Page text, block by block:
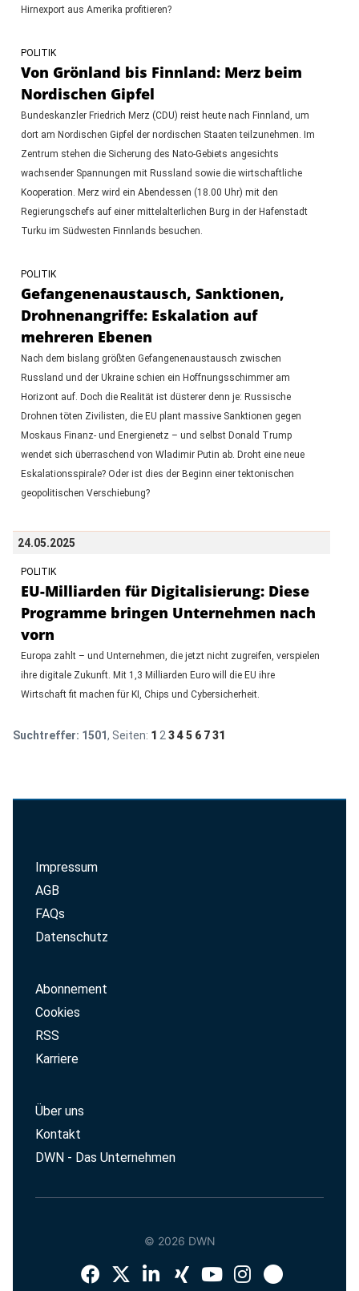
Hirnexport aus Amerika profitieren?
POLITIK
Von Grönland bis Finnland: Merz beim
Nordischen Gipfel
Bundeskanzler Friedrich Merz (CDU) reist heute nach Finnland, um
dort am Nordischen Gipfel der nordischen Staaten teilzunehmen. Im
Zentrum stehen die Sicherung des Nato-Gebiets angesichts
wachsender Spannungen mit Russland sowie die wirtschaftliche
Kooperation. Merz wird ein Abendessen (18.00 Uhr) mit den
Regierungschefs auf einer mittelalterlichen Burg in der Hafenstadt
Turku im Südwesten Finnlands besuchen.
POLITIK
Gefangenenaustausch, Sanktionen,
Drohnenangriffe: Eskalation auf
mehreren Ebenen
Nach dem bislang größten Gefangenenaustausch zwischen
Russland und der Ukraine schien ein Hoffnungsschimmer am
Horizont auf. Doch die Realität ist düsterer denn je: Russische
Drohnen töten Zivilisten, die EU plant massive Sanktionen gegen
Moskaus Finanz- und Energienetz – und selbst Donald Trump
wendet sich überraschend von Wladimir Putin ab. Droht eine neue
Eskalationsspirale? Oder ist dies der Beginn einer tektonischen
geopolitischen Verschiebung?
24.05.2025
POLITIK
EU-Milliarden für Digitalisierung: Diese
Programme bringen Unternehmen nach
vorn
Europa zahlt – und Unternehmen, die jetzt nicht zugreifen, verspielen
ihre digitale Zukunft. Mit 1,3 Milliarden Euro will die EU ihre
Wirtschaft fit machen für KI, Chips und Cybersicherheit.
Suchtreffer: 1501, Seiten: 1 2 3 4 5 6 7 31
Impressum
AGB
FAQs
Datenschutz
Abonnement
Cookies
RSS
Karriere
Über uns
Kontakt
DWN - Das Unternehmen
© 2026 DWN